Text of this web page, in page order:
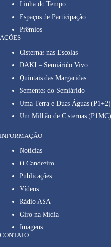
Linha do Tempo
Espaços de Participação
Prêmios
AÇÕES
Cisternas nas Escolas
DAKI – Semiárido Vivo
Quintais das Margaridas
Sementes do Semiárido
Uma Terra e Duas Águas (P1+2)
Um Milhão de Cisternas (P1MC)
INFORMAÇÃO
Notícias
O Candeeiro
Publicações
Vídeos
Rádio ASA
Giro na Mídia
Imagens
CONTATO